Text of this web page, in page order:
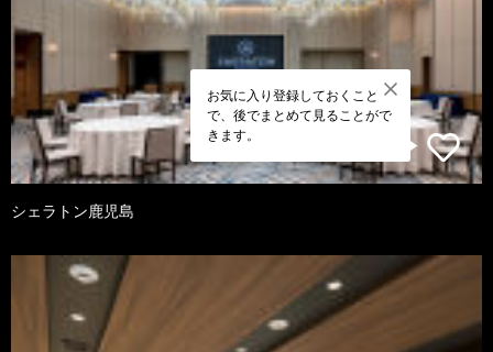
お気に入り登録しておくこと
で、後でまとめて見ることがで
きます。
シェラトン鹿児島